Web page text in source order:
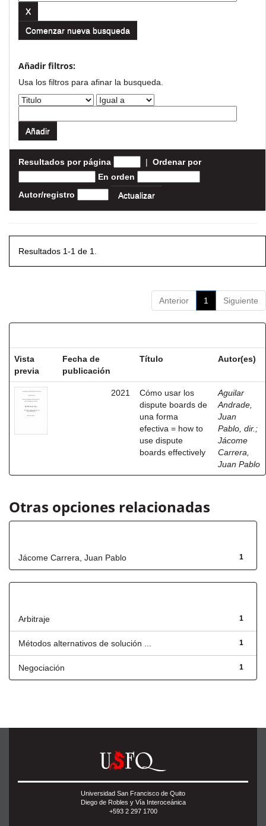
Comenzar nueva busqueda
Añadir filtros:
Usa los filtros para afinar la busqueda.
Resultados por página | Ordenar por
En orden
Autor/registro
Resultados 1-1 de 1.
Anterior 1 Siguiente
Vista
previa
Fecha de
publicación
Título Autor(es)
2021
Cómo usar los
dispute boards de
una forma
efectiva = how to
use dispute
boards effectively
Aguilar
Andrade,
Juan
Pablo, dir. ;
Jácome
Carrera,
Juan Pablo
Otras opciones relacionadas
1
Jácome Carrera, Juan Pablo
1
Arbitraje
1
Métodos alternativos de solución ...
1
Negociación
Universidad San Francisco de Quito
Diego de Robles y Vía Interoceánica
+593 2 297 1700